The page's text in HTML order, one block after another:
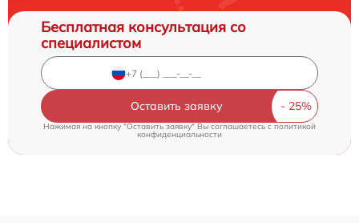
Бесплатная консультация со
специалистом
Оставить заявку
Нажимая на кнопку "Оставить заявку" Вы соглашаетесь c политикой
конфиденциальности